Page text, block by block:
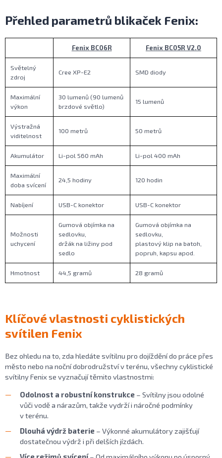
Přehled parametrů blikaček Fenix:
Fenix BC06R Fenix BC05R V2.0
Světelný
zdroj
Cree XP-E2 SMD diody
Maximální
výkon
30 lumenů (90 lumenů
brzdové světlo)
15 lumenů
Výstražná
viditelnost
100 metrů 50 metrů
Akumulátor Li-pol 560 mAh Li-pol 400 mAh
Maximální
doba svícení
24,5 hodiny 120 hodin
Nabíjení USB-C konektor USB-C konektor
Možnosti
uchycení
Gumová objímka na
sedlovku,
držák na ližiny pod
sedlo
Gumová objímka na
sedlovku,
plastový klip na batoh,
popruh, kapsu apod.
Hmotnost 44,5 gramů 28 gramů
Klíčové vlastnosti cyklistických
svítilen Fenix
Bez ohledu na to, zda hledáte svítilnu pro dojíždění do práce přes
město nebo na noční dobrodružství v terénu, všechny cyklistické
svítilny Fenix se vyznačují těmito vlastnostmi:
Odolnost a robustní konstrukce – Svítilny jsou odolné
vůči vodě a nárazům, takže vydrží i náročné podmínky
v terénu.
Dlouhá výdrž baterie – Výkonné akumulátory zajišťují
dostatečnou výdrž i při delších jízdách.